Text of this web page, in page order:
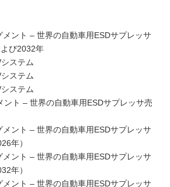
ント – 世界の自動車用ESDサプレッサ
び2032年
ステム
ステム
ステム
ント – 世界の自動車用ESDサプレッサ売
ント – 世界の自動車用ESDサプレッサ
年）
ント – 世界の自動車用ESDサプレッサ
年）
ント – 世界の自動車用ESDサプレッサ